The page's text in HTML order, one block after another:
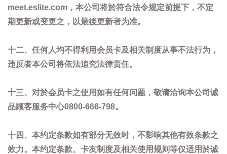
meet.eslite.com，本公司将於符合法令规定前提下，不定
期更新或变更之，以最後更新者为准。
十二、任何人均不得利用会员卡及相关制度从事不法行为，
违反者本公司将依法追究法律责任。
十三、对於会员卡之使用如有任何问题，敬请洽询本公司诚
品顾客服务中心0800-666-798。
十四、本约定条款如有部分无效时，不影响其他有效条款之
效力。本约定条款、卡友制度及相关使用规则等仅适用於诚